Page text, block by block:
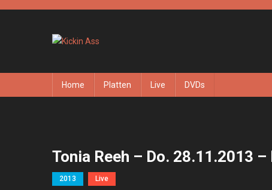
Home Platten Live DVDs
Tonia Reeh – Do. 28.11.2013
2013 Live